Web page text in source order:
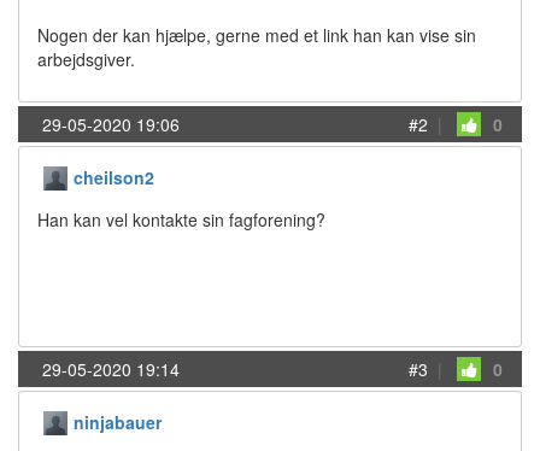
Nogen der kan hjælpe, gerne med et link han kan vise sin
arbejdsgiver.
29-05-2020 19:06 #2 | 0
cheilson2
Han kan vel kontakte sin fagforening?
29-05-2020 19:14 #3 | 0
ninjabauer